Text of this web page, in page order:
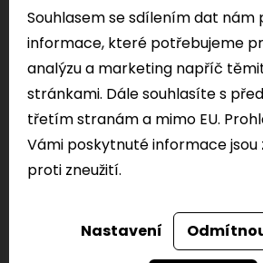
Odeslat formulář
Veškeré Vaše osobní údaje odeslány
formulář budou použity pouze k
dotazu.
TWITTER
Souhlasem se sdílením dat
informace, které potřebujeme
analýzu a marketing napříč
stránkami. Dále souhlasíte s předáním údajů
třetím stranám a mimo EU.
Vámi poskytnuté informace
proti zneužití.
Nastavení